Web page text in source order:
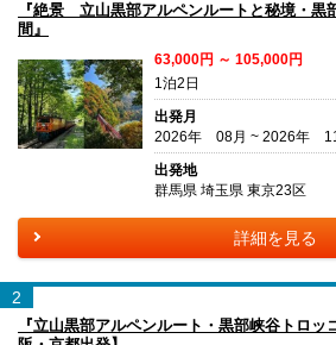
『絶景 立山黒部アルペンルートと秘境・
間』
63,000円 ～ 105,000円
1泊2日
出発月
2026年 08月 ~ 2026年
出発地
群馬県 埼玉県 東京23区
詳細を見る
2
『立山黒部アルペンルート・黒部峡谷トロ